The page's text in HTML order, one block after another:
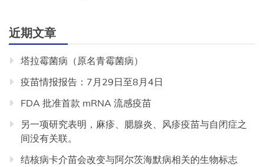
近期文章
塔拉霉菌病（原名青霉菌病）
疫苗情报报告：7月29日至8月4日
FDA 批准首款 mRNA 流感疫苗
另一项研究表明，麻疹、腮腺炎、风疹疫苗与自闭症之
间没有关联。
结核病卡介苗会改变与阿尔茨海默病相关的生物标志